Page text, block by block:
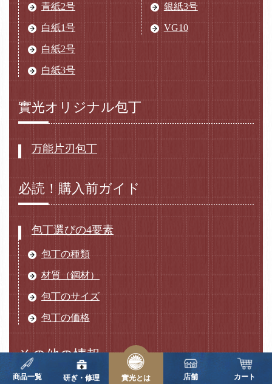
青紙2号
白紙1号
白紙2号
白紙3号
銀紙3号
VG10
實光オリジナル包丁
万能片刃包丁
必読！購入前ガイド
包丁選びの4要素
包丁の種類
材質（鋼材）
包丁のサイズ
包丁の価格
その他の情報
商品一覧 研ぎ・修理 實光とは 店舗 カート